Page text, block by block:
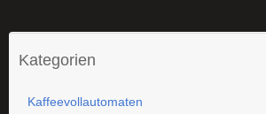
Kategorien
Kaffeevollautomaten